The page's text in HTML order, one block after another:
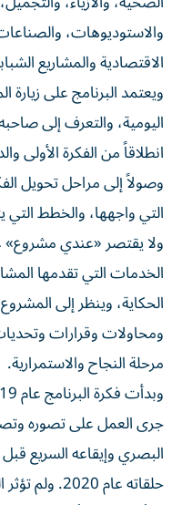
والاستوديوهات،
الاقتصادية والمشاريع
ويعتمد البرنامج على
اليومية، والتعرف إلى
انطلاقاً من الفكرة الأولى
وصولاً إلى مراحل تحويل
التي واجهها، والخطط التي
ولا يقتصر «عندي
الخدمات التي تقدمها
الحكاية، وينظر إلى
ومحاولات وقرارات
مرحلة النجاح والاستمرارية.
جرى العمل على تصوره
البصري وإيقاعه السريع
حلقاته عام